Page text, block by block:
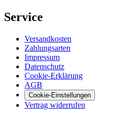
Service
Versandkosten
Zahlungsarten
Impressum
Datenschutz
Cookie-Erklärung
AGB
Cookie-Einstellungen
Vertrag widerrufen